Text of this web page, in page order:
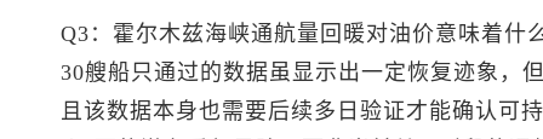
Q3：霍尔木兹海峡通航量回暖对油价意味着什
30艘船只通过的数据虽显示出一定恢复迹象，
且该数据本身也需要后续多日验证才能确认可